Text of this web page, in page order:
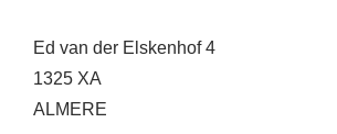
Ed van der Elskenhof 4
1325 XA
ALMERE